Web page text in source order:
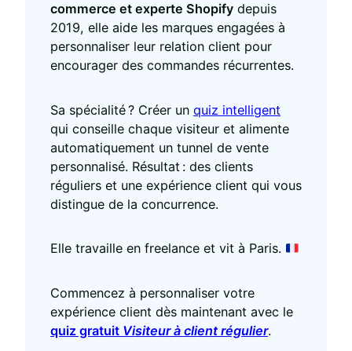
commerce et experte Shopify depuis
2019, elle aide les marques engagées à
personnaliser leur relation client pour
encourager des commandes récurrentes.
Sa spécialité ? Créer un quiz intelligent
qui conseille chaque visiteur et alimente
automatiquement un tunnel de vente
personnalisé. Résultat : des clients
réguliers et une expérience client qui vous
distingue de la concurrence.
Elle travaille en freelance et vit à Paris.
Commencez à personnaliser votre
expérience client dès maintenant avec le
quiz gratuit Visiteur à client régulier.